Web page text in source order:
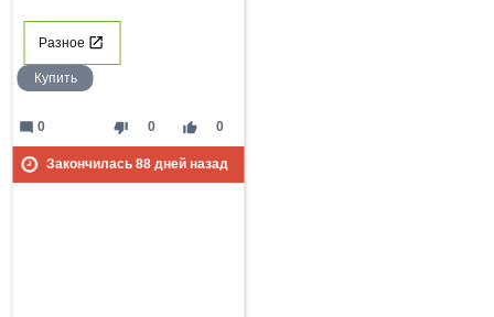
Разное
Купить
thumb_down 0 thumb_up 0
mode_comment 0
Закончилась 88дней назад